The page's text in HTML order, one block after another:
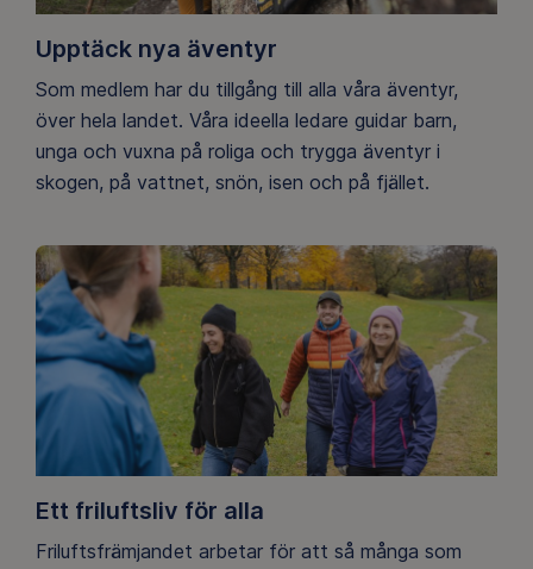
Upptäck nya äventyr
Som medlem har du tillgång till alla våra äventyr,
över hela landet. Våra ideella ledare guidar barn,
unga och vuxna på roliga och trygga äventyr i
skogen, på vattnet, snön, isen och på fjället.
Ett friluftsliv för alla
Friluftsfrämjandet arbetar för att så många som